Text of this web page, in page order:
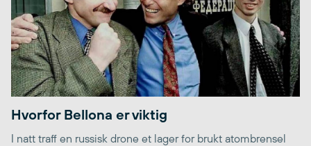
Hvorfor Bellona er viktig
I natt traff en russisk drone et lager for brukt atombrensel